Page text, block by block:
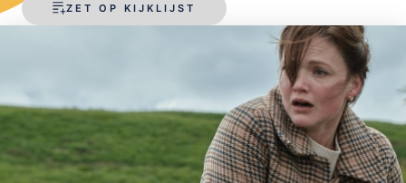
ZET OP KIJKLIJST